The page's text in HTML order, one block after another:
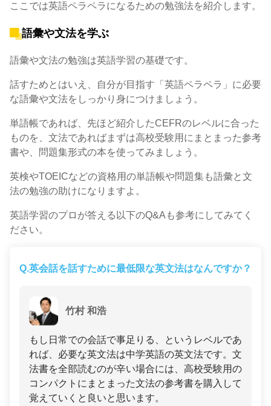
ここでは英語ペラペラになるための勉強法を紹介します。
語彙や文法を学ぶ
語彙や文法の勉強は英語学習の基礎です。
話すためとはいえ、自分が目指す「英語ペラペラ」に必要
な語彙や文法をしっかり身につけましょう。
単語帳であれば、先ほど紹介したCEFRのレベルに合った
ものを、文法であればまずは高校受験用にまとまった参考
書や、問題集形式の本を使ってみましょう。
英検やTOEICなどの資格用の単語帳や問題集も語彙と文
法の勉強の助けになりますよ。
英語学習のプロが答える以下のQ&Aも参考にしてみてく
ださい。
Q.英会話を話すために最低限な英文法はなんですか？
竹村 和浩
もし日常での会話で事足りる、というレベルであ
れば、必要な英文法は中学英語の英文法です。文
法書を全部読むのが辛い場合には、高校受験用の
コンパクトにまとまった文法の参考書を購入して
覚えていくと良いと思います。